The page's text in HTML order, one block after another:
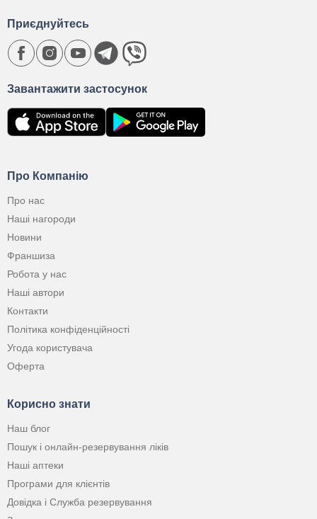
Про Компанію
Про нас
Наші нагороди
Новини
Франшиза
Робота у нас
Наші автори
Контакти
Політика конфіденційності
Угода користувача
Оферта
Корисно знати
Наш блог
Пошук і онлайн-резервування ліків
Наші аптеки
Програми для клієнтів
Довідка і Служба резервування
Завантажити застосунок
Приєднуйтесь